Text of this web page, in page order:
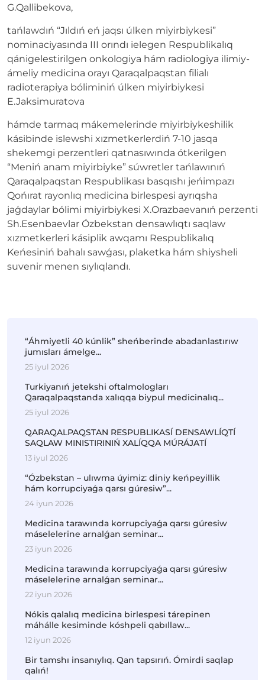
G.Qallibekova,
tańlawdıń “Jıldıń eń jaqsı úlken miyirbiykesi”
nominaciyasında III orındı ielegen Respublikalıq
qánigelestirilgen onkologiya hám radiologiya ilimiy-
ámeliy medicina orayı Qaraqalpaqstan filialı
radioterapiya bóliminiń úlken miyirbiykesi
E.Jaksimuratova
hámde tarmaq mákemelerinde miyirbiykeshilik
kásibinde islewshi xızmetkerlerdiń 7-10 jasqa
shekemgi perzentleri qatnasıwında ótkerilgen
“Meniń anam miyirbiyke” súwretler tańlawınıń
Qaraqalpaqstan Respublikası basqıshı jeńimpazı
Qońırat rayonlıq medicina birlespesi ayrıqsha
jaǵdaylar bólimi miyirbiykesi X.Orazbaevanıń perzenti
Sh.Esenbaevlar Ózbekstan densawlıqtı saqlaw
xızmetkerleri kásiplik awqamı Respublikalıq
Keńesiniń bahalı sawǵası, plaketka hám shiysheli
suvenir menen sıylıqlandı.
“Áhmiyetli 40 kúnlik” sheńberinde abadanlastırıw
jumısları ámelge...
25 iyul 2026
Turkiyanıń jetekshi oftalmologları
Qaraqalpaqstanda xalıqqa biypul medicinalıq...
25 iyul 2026
QARAQALPAQSTAN RESPUBLIKASÍ DENSAWLÍQTÍ
SAQLAW MINISTIRINIŃ XALÍQQA MÚRÁJATÍ
13 iyul 2026
“Ózbekstan – ulıwma úyimiz: diniy keńpeyillik
hám korrupciyaǵa qarsı gúresiw”...
24 iyun 2026
Medicina tarawında korrupciyaǵa qarsı gúresiw
máselelerine arnalǵan seminar...
23 iyun 2026
Medicina tarawında korrupciyaǵa qarsı gúresiw
máselelerine arnalǵan seminar...
22 iyun 2026
Nókis qalalıq medicina birlespesi tárepinen
máhálle kesiminde kóshpeli qabıllaw...
12 iyun 2026
Bir tamshı insanıylıq. Qan tapsırıń. Ómirdi saqlap
qalıń!